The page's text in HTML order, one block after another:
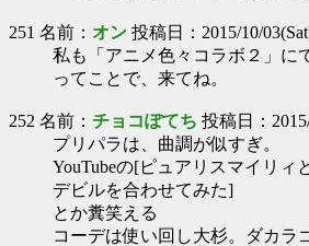
251 名前： オン 投稿日：2015/10/
私も「アニメ色々コラボ２」に
ってことで、来てね。
252 名前： チョコぽてち 投稿日：
プリパラは、曲調が似すぎ。
YouTubeの[ピュアリスマイリィ
デビルを合わせてみた]
とか糞笑える
コーデは使い回し大杉。ダカラ